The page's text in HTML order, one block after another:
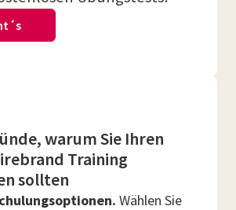
warum Sie Ihren
Training
sollten
Wählen Sie